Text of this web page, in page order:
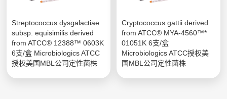
Streptococcus dysgalactiae
subsp. equisimilis derived
from ATCC® 12388™ 0603K
6支/盒 Microbiologics ATCC
授权美国MBL公司定性菌株
Cryptococcus gattii derived
from ATCC® MYA-4560™*
01051K 6支/盒
Microbiologics ATCC授权美
国MBL公司定性菌株